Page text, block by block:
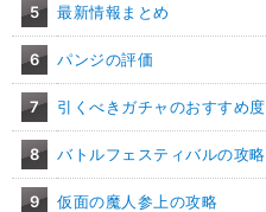
5 最新情報まとめ
6 パンジの評価
7 引くべきガチャのおすすめ度
8 バトルフェスティバルの攻略
9 仮面の魔人参上の攻略